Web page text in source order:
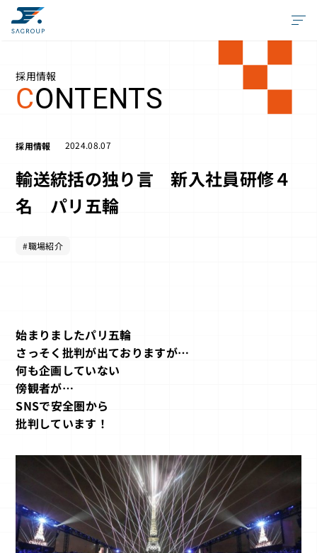
採用情報
CONTENTS
採用情報 2024.08.07
輸送統括の独り言 新入社員研修４
名 パリ五輪
#職場紹介
始まりましたパリ五輪
さっそく批判が出ておりますが…
何も企画していない
傍観者が…
SNSで安全圏から
批判しています！